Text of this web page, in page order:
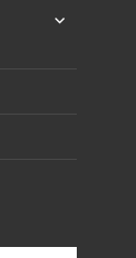
раскрыть